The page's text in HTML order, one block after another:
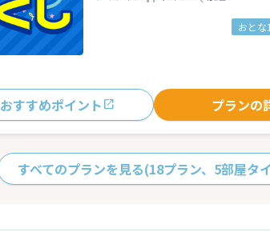
おとな
おすすめポイント プランの
すべてのプランを見る(18プラン、5部屋タ